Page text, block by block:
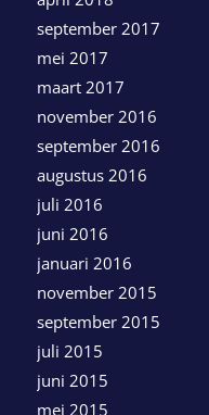
september 2017
mei 2017
maart 2017
november 2016
september 2016
augustus 2016
juli 2016
juni 2016
januari 2016
november 2015
september 2015
juli 2015
juni 2015
mei 2015